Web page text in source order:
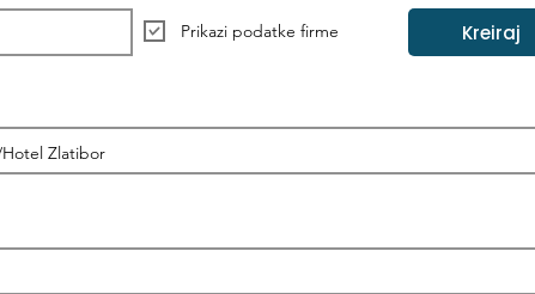
Prikazi podatke firme Kreiraj